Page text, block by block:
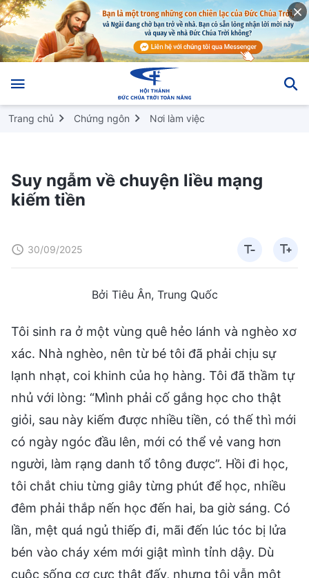
Trang chủ Chứng ngôn Nơi làm việc
Suy ngẫm về chuyện liều mạng
kiếm tiền
30/09/2025
Bởi Tiêu Ân, Trung Quốc
Tôi sinh ra ở một vùng quê hẻo lánh và nghèo xơ
xác. Nhà nghèo, nên từ bé tôi đã phải chịu sự
lạnh nhạt, coi khinh của họ hàng. Tôi đã thầm tự
nhủ với lòng: “Mình phải cố gắng học cho thật
giỏi, sau này kiếm được nhiều tiền, có thế thì mới
có ngày ngóc đầu lên, mới có thể vẻ vang hơn
người, làm rạng danh tổ tông được”. Hồi đi học,
tôi chắt chiu từng giây từng phút để học, nhiều
đêm phải thắp nến học đến hai, ba giờ sáng. Có
lần, mệt quá ngủ thiếp đi, mãi đến lúc tóc bị lửa
bén vào cháy xém mới giật mình tỉnh dậy. Dù
cuộc sống cơ cực thật đấy, nhưng tôi vẫn một